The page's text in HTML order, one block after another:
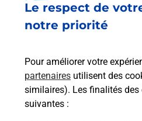
Le respect de
notre priorité
Pour améliorer votre
partenaires utilisent des
similaires). Les finalités des
suivantes :
Prochaine collecte du
09h00
20112 Mela